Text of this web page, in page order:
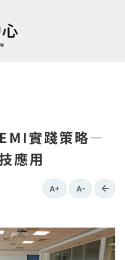
EMI實踐策略—
應用
A+ A- go